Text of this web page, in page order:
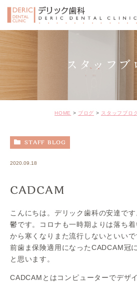
スタッフブ
HOME ブログ スタッフブロ
STAFF BLOG
2020.09.18
CADCAM
こんにちは。デリック歯科の安達で
鬱です。コロナも一時期よりは落ち
から寒くなりまた流行しないといい
前歯ま保険適用になったCADCAM冠
と思います。
CADCAMとはコンピューターでデザ